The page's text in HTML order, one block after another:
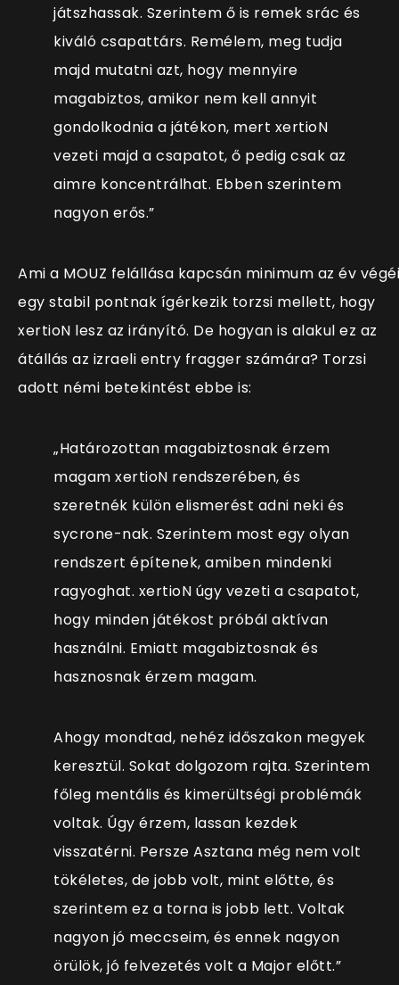
játszhassak. Szerintem ő is remek srác és
kiváló csapattárs. Remélem, meg tudja
majd mutatni azt, hogy mennyire
magabiztos, amikor nem kell annyit
gondolkodnia a játékon, mert xertioN
vezeti majd a csapatot, ő pedig csak az
aimre koncentrálhat. Ebben szerintem
nagyon erős.”
Ami a MOUZ felállása kapcsán minimum az év
egy stabil pontnak ígérkezik torzsi mellett, hogy
xertioN lesz az irányító. De hogyan is alakul ez az
átállás az izraeli entry fragger számára? Torzsi
adott némi betekintést ebbe is:
„Határozottan magabiztosnak érzem
magam xertioN rendszerében, és
szeretnék külön elismerést adni neki és
sycrone-nak. Szerintem most egy olyan
rendszert építenek, amiben mindenki
ragyoghat. xertioN úgy vezeti a csapatot,
hogy minden játékost próbál aktívan
használni. Emiatt magabiztosnak és
hasznosnak érzem magam.
Ahogy mondtad, nehéz időszakon megyek
keresztül. Sokat dolgozom rajta. Szerintem
főleg mentális és kimerültségi problémák
voltak. Úgy érzem, lassan kezdek
visszatérni. Persze Asztana még nem volt
tökéletes, de jobb volt, mint előtte, és
szerintem ez a torna is jobb lett. Voltak
nagyon jó meccseim, és ennek nagyon
örülök, jó felvezetés volt a Major előtt.”